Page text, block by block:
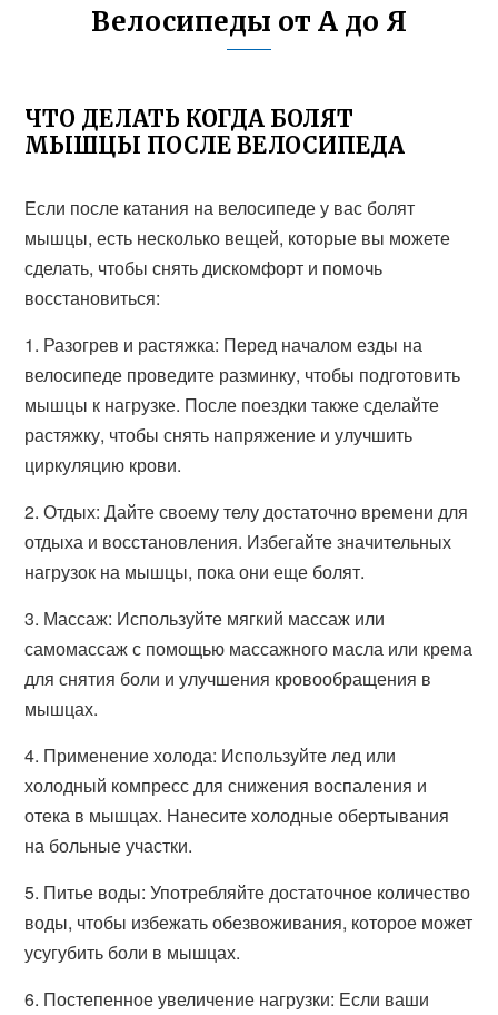
Велосипеды от А до Я
ЧТО ДЕЛАТЬ КОГДА БОЛЯТ
МЫШЦЫ ПОСЛЕ ВЕЛОСИПЕДА
Если после катания на велосипеде у вас болят
мышцы, есть несколько вещей, которые вы можете
сделать, чтобы снять дискомфорт и помочь
восстановиться:
1. Разогрев и растяжка: Перед началом езды на
велосипеде проведите разминку, чтобы подготовить
мышцы к нагрузке. После поездки также сделайте
растяжку, чтобы снять напряжение и улучшить
циркуляцию крови.
2. Отдых: Дайте своему телу достаточно времени для
отдыха и восстановления. Избегайте значительных
нагрузок на мышцы, пока они еще болят.
3. Массаж: Используйте мягкий массаж или
самомассаж с помощью массажного масла или крема
для снятия боли и улучшения кровообращения в
мышцах.
4. Применение холода: Используйте лед или
холодный компресс для снижения воспаления и
отека в мышцах. Нанесите холодные обертывания
на больные участки.
5. Питье воды: Употребляйте достаточное количество
воды, чтобы избежать обезвоживания, которое может
усугубить боли в мышцах.
6. Постепенное увеличение нагрузки: Если ваши